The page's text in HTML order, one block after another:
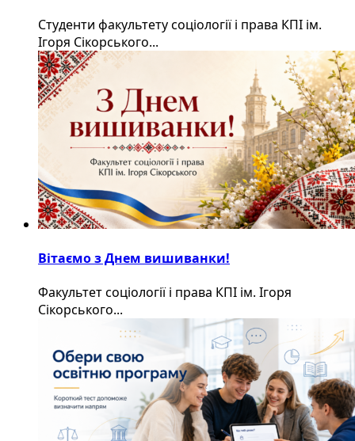
Студенти факультету соціології і права КПІ ім.
Ігоря Сікорського...
Вітаємо з Днем вишиванки!
Факультет соціології і права КПІ ім. Ігоря
Сікорського...